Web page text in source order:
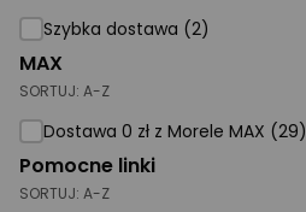
Foto i kamery
AGD duże
Dom i ogród
Biuro i firma
Szybka dostawa (2)
MAX
SORTUJ: A-Z
Dostawa 0 zł z Morele MAX (29)
Pomocne linki
SORTUJ: A-Z